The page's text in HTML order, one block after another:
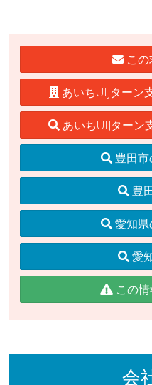
こ
あいちUIJターン
あいちUIJターン
豊田
豊
愛知県
愛
この
会